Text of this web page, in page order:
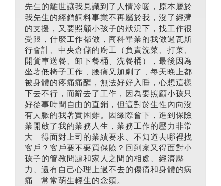
先生的離世讓我見識到了人情冷暖，原本屬於
我先生的經銷飼料事業不再屬於我，沒了經濟
的支援，又要照顧小孩子的狀況下，找工作很
受限，什麼工作都做，商科畢業的我做過瓦斯
行會計、中央倉儲的廚工（負責洗菜、打菜、
開貨車送餐、卸下餐桶、洗餐桶），最後因為
坐著低椅子工作，腰痛又加劇了，每天晚上都
被身體的疼痛痛醒，無法好好入睡，心想這樣
下去不行，而辭去了工作，因為要照顧小孩只
好從事時間自由的直銷，但這對於生性內向沒
有人脈的我著實困難。因緣際會下，進到保險
業開啟了我的業務人生，業務工作的壓力非常
大，得面對上司的業績要求、不知道去哪裡找
客戶？客戶要不要買保險？回到家又得面對小
孩子的管教問題和家人之間的相處、經濟壓
力、還有自己心理上過不去的傷痛和身體的病
痛，常常萌生輕生的念頭。